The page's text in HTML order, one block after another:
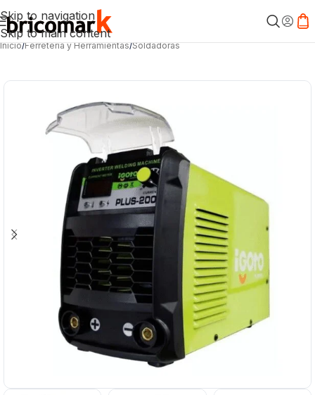
Skip to navigation
Skip to main content
Inicio/Ferretería y Herramientas/Soldadoras